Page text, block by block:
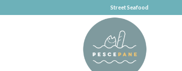
Street Seafood